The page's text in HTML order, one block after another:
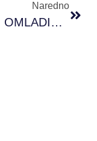
Naredno
PRONI OMLADINSKI FOND BRČKO DISTRIKT BIH: Odobreni Projekti